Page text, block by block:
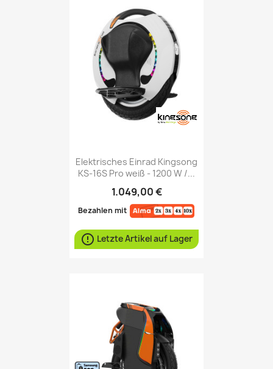
Elektrisches Einrad Kingsong
KS-16S Pro weiß - 1200 W /...
1.049,00 €
Bezahlen mit
 Letzte Artikel auf Lager